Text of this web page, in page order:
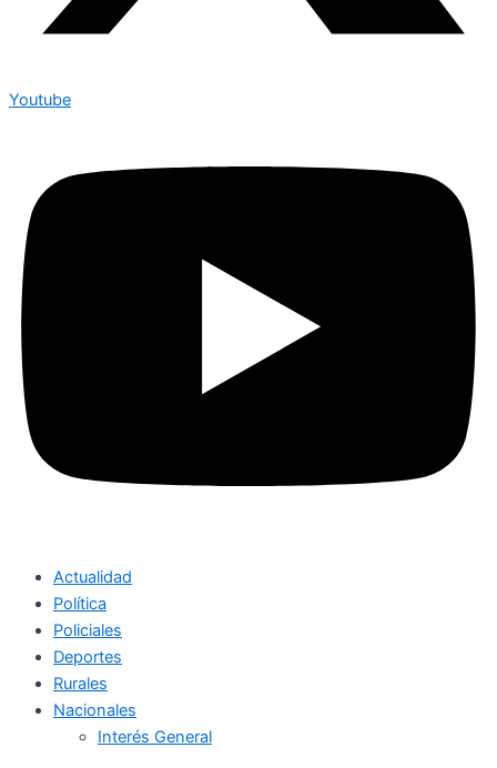
Youtube
Actualidad
Política
Policiales
Deportes
Rurales
Nacionales
Interés General